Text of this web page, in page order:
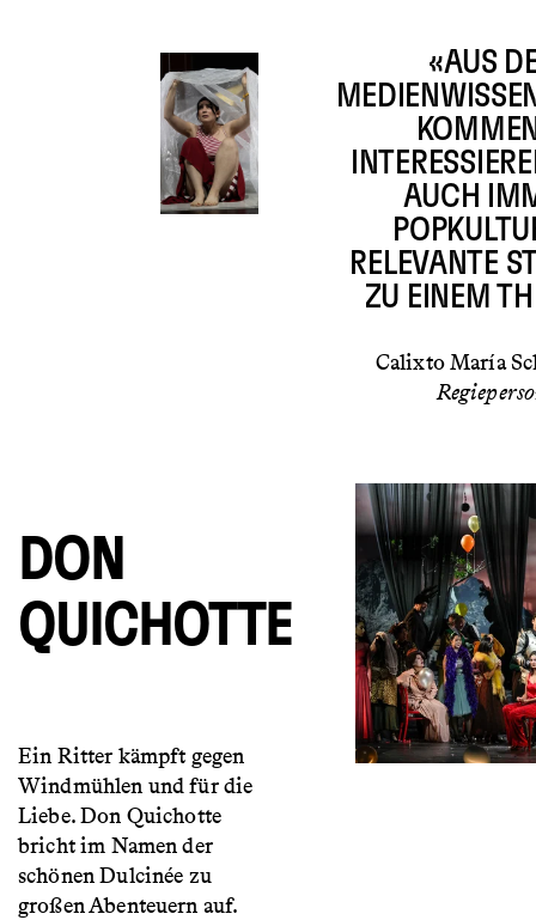
«AUS
AUCH
RELEVANTE
ZU EINEM
Calixto María
DON
QUICHOTTE
Ein Ritter kämpft gegen
Windmühlen und für die
Liebe. Don Quichotte
bricht im Namen der
schönen Dulcinée zu
großen Abenteuern auf.